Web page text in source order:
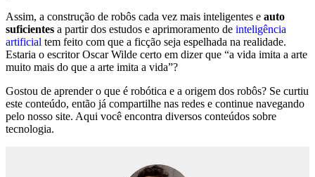
Assim, a construção de robôs cada vez mais inteligentes e auto
suficientes a partir dos estudos e aprimoramento de inteligência
artificial tem feito com que a ficção seja espelhada na realidade.
Estaria o escritor Oscar Wilde certo em dizer que “a vida imita a arte
muito mais do que a arte imita a vida”?
Gostou de aprender o que é robótica e a origem dos robôs? Se curtiu
este conteúdo, então já compartilhe nas redes e continue navegando
pelo nosso site. Aqui você encontra diversos conteúdos sobre
tecnologia.